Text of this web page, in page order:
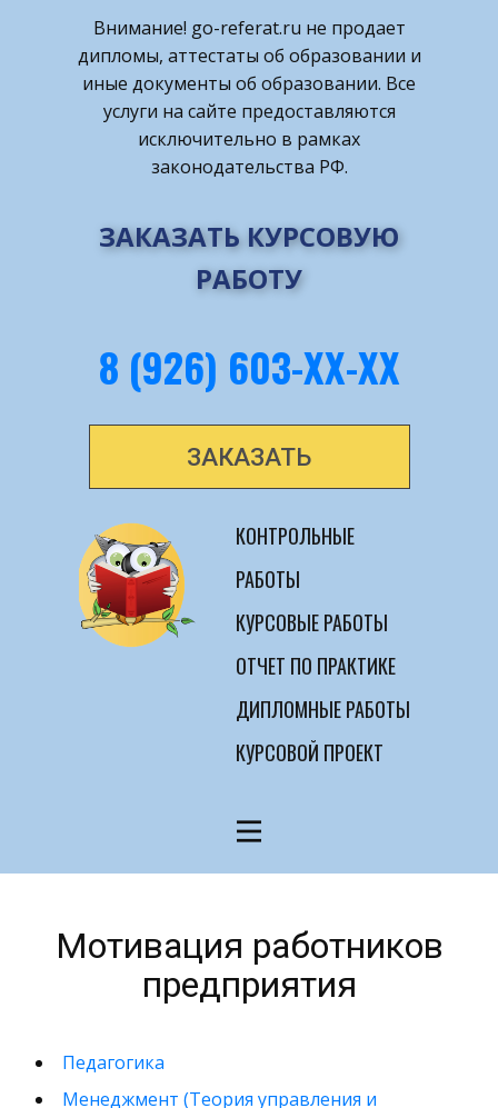
Внимание! ​go-referat.ru не продает
дипломы, аттестаты об образовании и
иные документы об образовании. Все
услуги на сайте предоставляются
исключительно в рамках
законодательства РФ.
ЗАКАЗАТЬ КУРСОВУЮ
РАБОТУ
8 (926) 603-ХХ-ХХ
ЗАКАЗАТЬ
КОНТРОЛЬНЫЕ
РАБОТЫ
КУРСОВЫЕ РАБОТЫ
ОТЧЕТ ПО ПРАКТИКЕ
ДИПЛОМНЫЕ РАБОТЫ
КУРСОВОЙ ПРОЕКТ
Мотивация работников
предприятия
Педагогика
Менеджмент (Теория управления и